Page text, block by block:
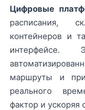
Цифровые
расписания,
контейнеров и
интерфейсе.
маршруты и
реального
фактор и ускоряя